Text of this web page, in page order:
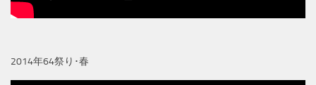
2014年64祭り･春